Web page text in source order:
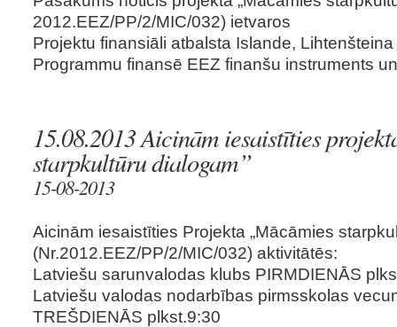
2012.EEZ/PP/2/MIC/032) ietvaros
Projektu finansiāli atbalsta Islande,
Programmu finansē EEZ finanšu instruments
15.08.2013 Aicinām iesaistīties
starpkultūru dialogam”
15-08-2013
Aicinām iesaistīties Projekta „Mācāmies
(Nr.2012.EEZ/PP/2/MIC/032) aktivitātēs:
Latviešu sarunvalodas klubs PIRMDIENĀS
Latviešu valodas nodarbības pirmsskolas
TREŠDIENĀS plkst.9:30